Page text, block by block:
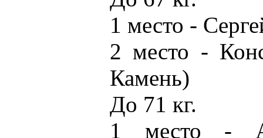
1 место -
2 место -
Камень)
До 71 кг.
1 место -